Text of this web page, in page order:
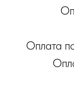
Оплата